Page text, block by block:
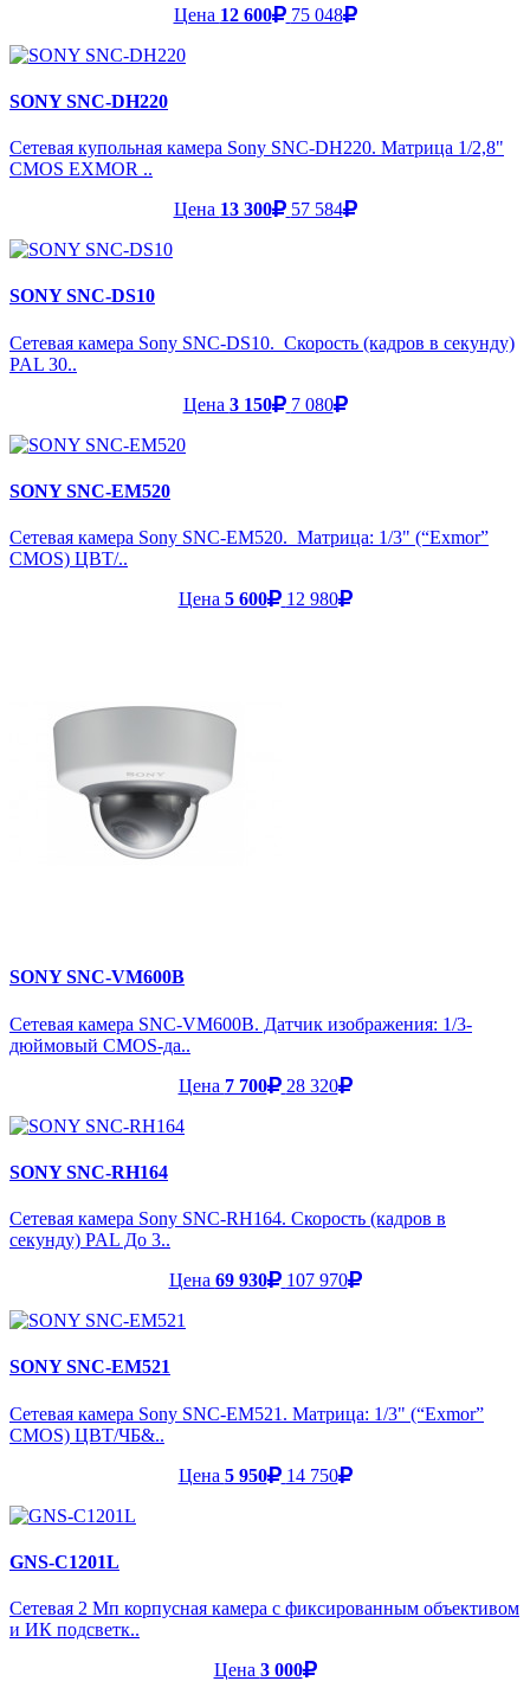
Цена 12 600 75 048
SONY SNC-DH220
Сетевая купольная камера Sony SNC-DH220. Матрица 1/2,8"
CMOS EXMOR ..
Цена 13 300 57 584
SONY SNC-DS10
Сетевая камера Sony SNC-DS10. Скорость (кадров в секунду)
PAL 30..
Цена 3 150 7 080
SONY SNC-EM520
Сетевая камера Sony SNC-EM520. Матрица: 1/3" (“Exmor”
CMOS) ЦВТ/..
Цена 5 600 12 980
SONY SNC-VM600B
Сетевая камера SNC-VM600B. Датчик изображения: 1/3-
дюймовый CMOS-да..
Цена 7 700 28 320
SONY SNC-RH164
Сетевая камера Sony SNC-RH164. Скорость (кадров в
секунду) PAL До 3..
Цена 69 930 107 970
SONY SNC-EM521
Сетевая камера Sony SNC-EM521. Матрица: 1/3" (“Exmor”
CMOS) ЦВТ/ЧБ&..
Цена 5 950 14 750
GNS-C1201L
Сетевая 2 Мп корпусная камера с фиксированным объективом
и ИК подсветк..
Цена 3 000